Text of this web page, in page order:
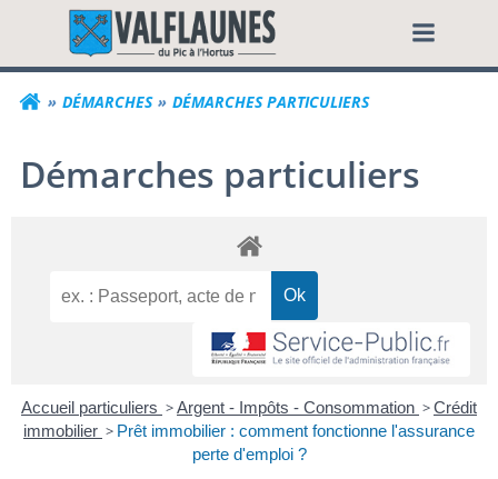
contenuCommune de
DÉMARCHES DÉMARCHES PARTICULIERS
Démarches particuliers
Accueil particuliers >Argent - Impôts - Consommation >Crédit
immobilier > Prêt immobilier : comment fonctionne l'assurance
perte d'emploi ?